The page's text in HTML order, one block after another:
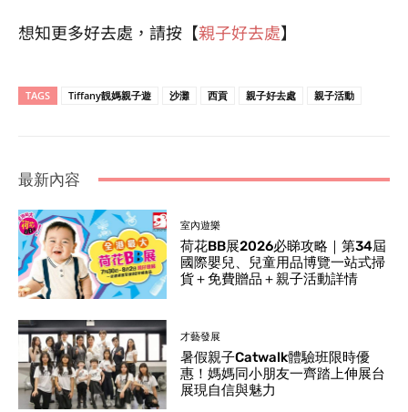
想知更多好去處，請按【親子好去處】
TAGS Tiffany靚媽親子遊 沙灘 西貢 親子好去處 親子活動
最新內容
室內遊樂
荷花BB展2026必睇攻略｜第34屆
國際嬰兒、兒童用品博覽一站式掃
貨＋免費贈品＋親子活動詳情
才藝發展
暑假親子Catwalk體驗班限時優
惠！媽媽同小朋友一齊踏上伸展台
展現自信與魅力